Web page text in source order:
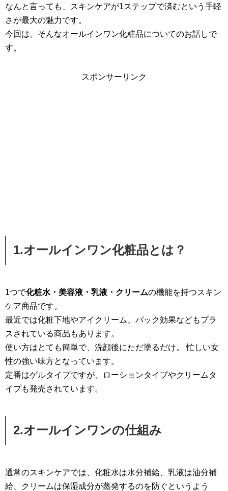
なんと言っても、スキンケアが1ステップで済むという手軽
さが最大の魅力です。
今回は、そんなオールインワン化粧品についてのお話しで
す。
スポンサーリンク
1.オールインワン化粧品とは？
1つで化粧水・美容液・乳液・クリームの機能を持つスキン
ケア商品です。
最近では化粧下地やアイクリーム、パック効果などもプラ
スされている商品もあります。
使い方はとても簡単で、洗顔後にただ塗るだけ。 忙しい女
性の強い味方となっています。
定番はゲルタイプですが、ローションタイプやクリームタ
イプも発売されています。
2.オールインワンの仕組み
通常のスキンケアでは、化粧水は水分補給、乳液は油分補
給、クリームは保湿成分が蒸発するのを防ぐというよう